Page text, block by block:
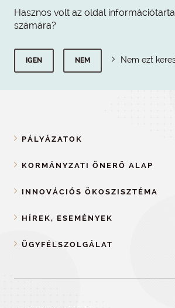
Hasznos volt az oldal
számára?
IGEN NEM Nem ezt
PÁLYÁZATOK
KORMÁNYZATI ÖNERŐ ALAP
INNOVÁCIÓS ÖKOSZISZTÉMA
HÍREK, ESEMÉNYEK
ÜGYFÉLSZOLGÁLAT